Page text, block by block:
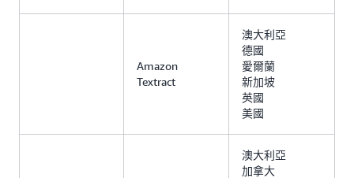
Amazon
Textract
澳大利亞
德國
愛爾蘭
新加坡
英國
美國
澳大利亞
加拿大